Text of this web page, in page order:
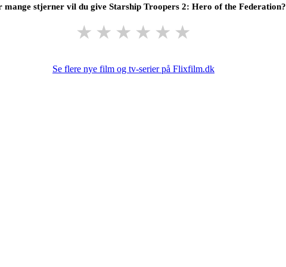
mange stjerner vil du give Starship Troopers 2: Hero of the Federation?
★ ★ ★ ★ ★ ★
Se flere nye film og tv-serier på Flixfilm.dk